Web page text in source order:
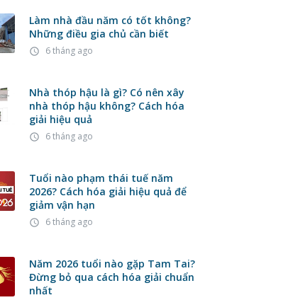
Làm nhà đầu năm có tốt không?
Những điều gia chủ cần biết
access_time 6 tháng ago
Nhà thóp hậu là gì? Có nên xây
nhà thóp hậu không? Cách hóa
giải hiệu quả
access_time 6 tháng ago
Tuổi nào phạm thái tuế năm
2026? Cách hóa giải hiệu quả để
giảm vận hạn
access_time 6 tháng ago
Năm 2026 tuổi nào gặp Tam Tai?
Đừng bỏ qua cách hóa giải chuẩn
nhất